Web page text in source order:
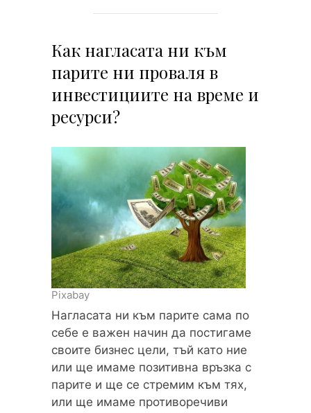
Как нагласата ни към
парите ни проваля в
инвестициите на време и
ресурси?
Pixabay
Нагласата ни към парите сама по
себе е важен начин да постигаме
своите бизнес цели, тъй като ние
или ще имаме позитивна връзка с
парите и ще се стремим към тях,
или ще имаме противоречиви